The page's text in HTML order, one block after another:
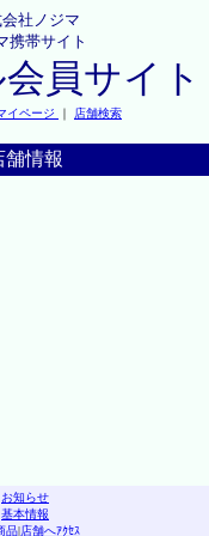
社ノジマ
携帯サイト
員サイト
イページ ｜ 店舗検索
舗情報
お知らせ
基本情報
品|店舗へｱｸｾｽ